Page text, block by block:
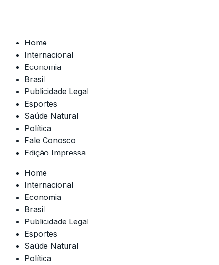
Home
Internacional
Economia
Brasil
Publicidade Legal
Esportes
Saúde Natural
Política
Fale Conosco
Edição Impressa
Home
Internacional
Economia
Brasil
Publicidade Legal
Esportes
Saúde Natural
Política